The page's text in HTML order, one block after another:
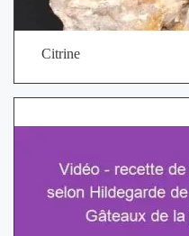
Citrine